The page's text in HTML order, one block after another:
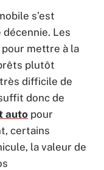
s’est
Les
mettre à la
plutôt
difficile de
donc de
auto pour
certains
la valeur de